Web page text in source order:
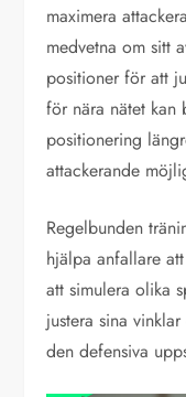
maximera
medvetna om sitt
positioner för att
för nära nätet kan
positionering
attackerande
Regelbunden
hjälpa anfallare
att simulera olika
justera sina
den defensiva